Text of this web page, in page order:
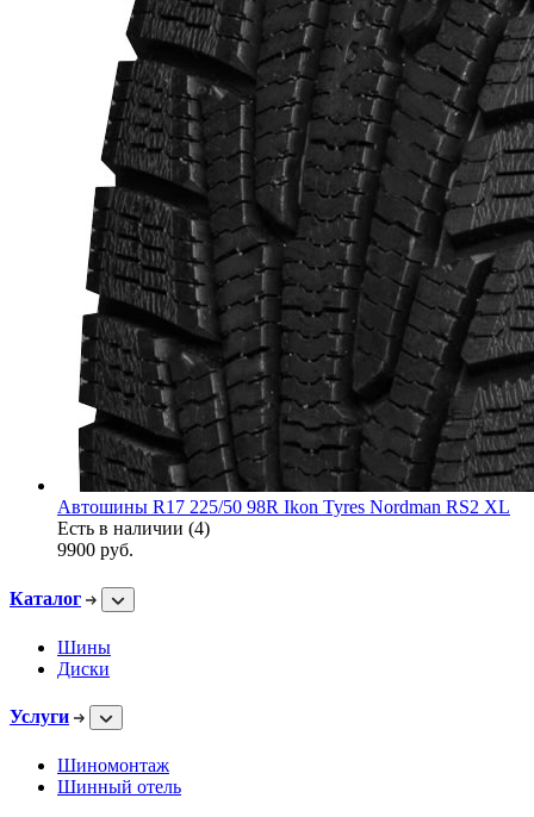
Автошины R17 225/50 98R Ikon Tyres Nordman RS2 XL
Есть в наличии (4)
9900 руб.
Каталог
Шины
Диски
Услуги
Шиномонтаж
Шинный отель